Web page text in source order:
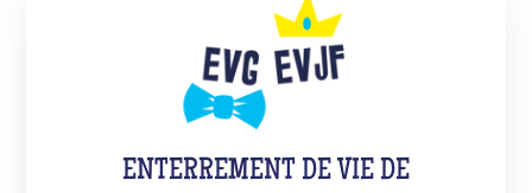
ENTERREMENT DE VIE DE